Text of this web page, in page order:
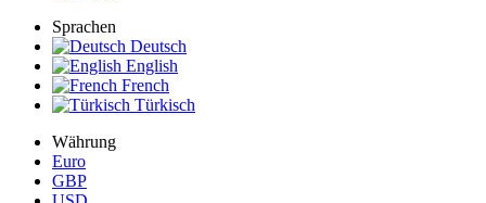
Sprachen
Deutsch
English
French
Türkisch
Währung
Euro
GBP